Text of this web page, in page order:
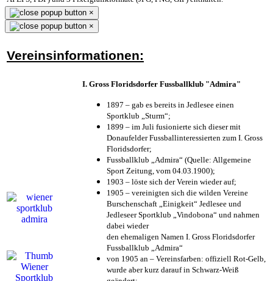
×
×
Vereinsinformationen:
I. Gross Floridsdorfer Fussballklub "Admira"
1897 – gab es bereits in Jedlesee einen
Sportklub „Sturm“;
1899 – im Juli fusionierte sich dieser mit
Donaufelder Fussballinteressierten zum I. Gross
Floridsdorfer;
Fussballklub „Admira“ (Quelle: Allgemeine
Sport Zeitung, vom 04.03.1900);
1903 – löste sich der Verein wieder auf;
1905 – vereinigten sich die wilden Vereine
Burschenschaft „Einigkeit“ Jedlesee und
Jedleseer Sportklub „Vindobona“ und nahmen
dabei wieder
den ehemaligen Namen I. Gross Floridsdorfer
Fussballklub „Admira“
von 1905 an – Vereinsfarben: offiziell Rot-Gelb,
wurde aber kurz darauf in Schwarz-Weiß